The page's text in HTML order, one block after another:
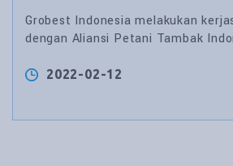
Grobest Indonesia melakukan
dengan Aliansi Petani Tambak
Belitung.
2022-02-12